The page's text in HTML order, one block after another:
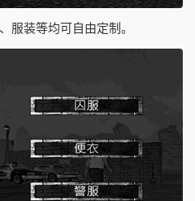
服装等均可自由定制。